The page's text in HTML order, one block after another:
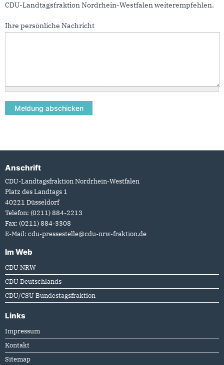
CDU-Landtagsfraktion Nordrhein-Westfalen weiterempfehlen.
Ihre persönliche Nachricht
Fußbereich
Anschrift
CDU-Landtagsfraktion Nordrhein-Westfalen
Platz des Landtags 1
40221 Düsseldorf
Telefon: (0211) 884-2213
Fax: (0211) 884-3308
E-Mail: cdu-pressestelle@cdu-nrw-fraktion.de
Im Web
CDU NRW
CDU Deutschlands
CDU/CSU Bundestagsfraktion
Links
Impressum
Kontakt
Sitemap